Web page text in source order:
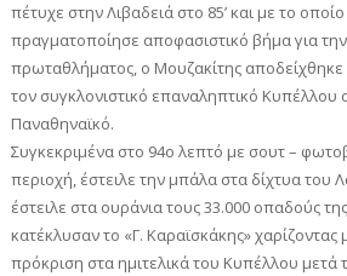
πέτυχε στην Λιβαδειά στο 85’ και με το
πραγματοποίησε αποφασιστικό βήμα για
πρωταθλήματος, ο Μουζακίτης
τον συγκλονιστικό επαναληπτικό Κυπέλλου
Παναθηναϊκό.
Συγκεκριμένα στο 94ο λεπτό με σουτ –
περιοχή, έστειλε την μπάλα στα δίχτυα του
έστειλε στα ουράνια τους 33.000 οπαδούς
κατέκλυσαν το «Γ. Καραϊσκάκης» χαρίζοντας
πρόκριση στα ημιτελικά του Κυπέλλου